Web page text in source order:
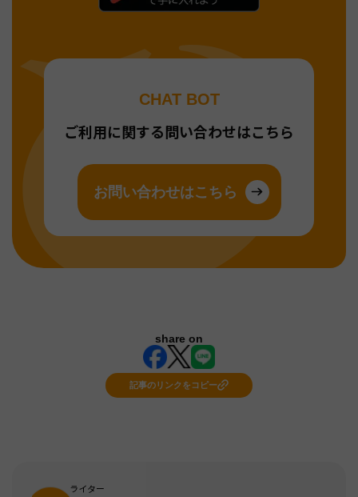
CHAT BOT
ご利用に関する問い合わせはこちら
お問い合わせはこちら
share on
記事のリンクをコピー
ライター